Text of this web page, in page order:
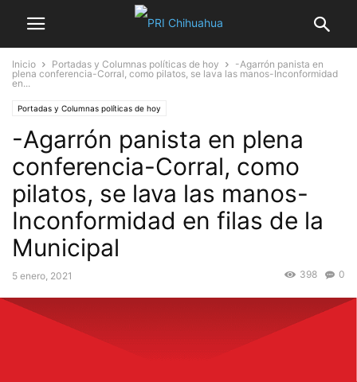
Inicio Portadas y Columnas políticas de hoy
-Agarrón panista en
plena conferencia-Corral, como pilatos, se lava las manos-Inconformidad
en...
Portadas y Columnas políticas de hoy
-Agarrón panista en plena
conferencia-Corral, como
pilatos, se lava las manos-
Inconformidad en filas de la
Municipal
5 enero, 2021 0
398